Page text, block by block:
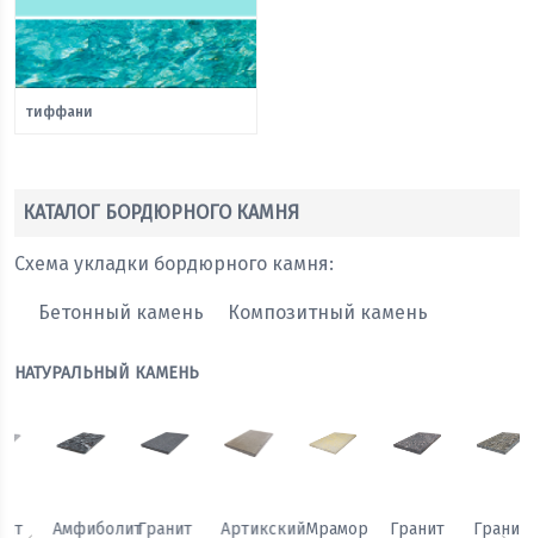
тиффани
КАТАЛОГ БОРДЮРНОГО КАМНЯ
Схема укладки бордюрного камня:
Бетонный камень Композитный камень
НАТУРАЛЬНЫЙ КАМЕНЬ
Мрамор Гранит Гранит Гранит Амфиболит Гранит